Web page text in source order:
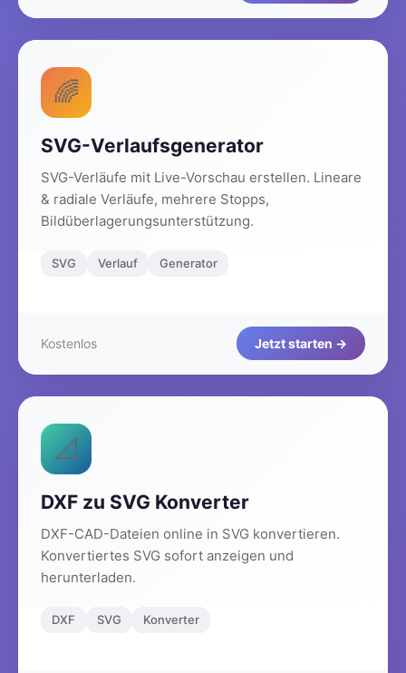
🌈
SVG-Verlaufsgenerator
SVG-Verläufe mit Live-Vorschau erstellen. Lineare
& radiale Verläufe, mehrere Stopps,
Bildüberlagerungsunterstützung.
SVG Verlauf Generator
Kostenlos Jetzt starten →
📐
DXF zu SVG Konverter
DXF-CAD-Dateien online in SVG konvertieren.
Konvertiertes SVG sofort anzeigen und
herunterladen.
DXF SVG Konverter